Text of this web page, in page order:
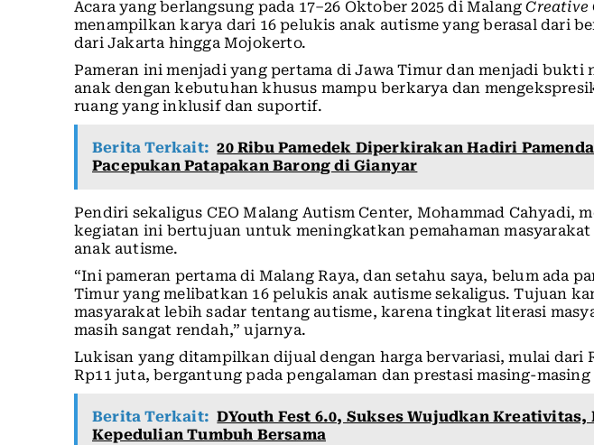
Acara yang berlangsung pada 17–26 Oktober 2025 di MalangCreative
menampilkan karya dari 16 pelukis anak autisme yang berasal dari
dari Jakarta hingga Mojokerto.
Pameran ini menjadi yang pertama di Jawa Timur dan menjadi bukti
anak dengan kebutuhan khusus mampu berkarya dan
ruang yang inklusif dan suportif.
Berita Terkait: 20 Ribu Pamedek Diperkirakan Hadiri
Pacepukan Patapakan Barong di Gianyar
Pendiri sekaligus CEO Malang Autism Center, Mohammad Cahyadi,
kegiatan ini bertujuan untuk meningkatkan pemahaman
anak autisme.
“Ini pameran pertama di Malang Raya, dan setahu saya, belum ada
Timur yang melibatkan 16 pelukis anak autisme sekaligus. Tujuan
masyarakat lebih sadar tentang autisme, karena tingkat literasi
masih sangat rendah,” ujarnya.
Lukisan yang ditampilkan dijual dengan harga bervariasi, mulai dari
Rp11 juta, bergantung pada pengalaman dan prestasi masing-
Berita Terkait: DYouth Fest 6.0, Sukses Wujudkan Kreativitas,
Kepedulian Tumbuh Bersama